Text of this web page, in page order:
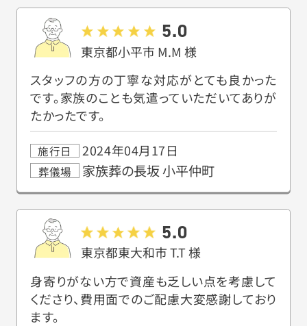
東京都小平市 M.M様
5.0
施行日 2024年04月17日
スタッフの方の丁寧な対応がとても良かった
です。家族のことも気遣っていただいてありが
たかったです。
葬儀場 家族葬の長坂 小平仲町
東京都東大和市T.T様
5.0
身寄りがない方で資産も乏しい点を考慮して
くださり、費用面でのご配慮大変感謝しており
ます。